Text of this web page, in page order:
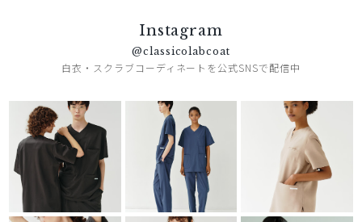
Instagram
@classicolabcoat
白衣・スクラブコーディネートを公式SNSで配信中